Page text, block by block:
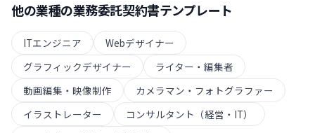
他の業種の業務委託契約書テンプレート
ITエンジニア
Webデザイナー
グラフィックデザイナー
ライター・編集者
動画編集・映像制作
カメラマン・フォトグラファー
イラストレーター
コンサルタント（経営・IT）